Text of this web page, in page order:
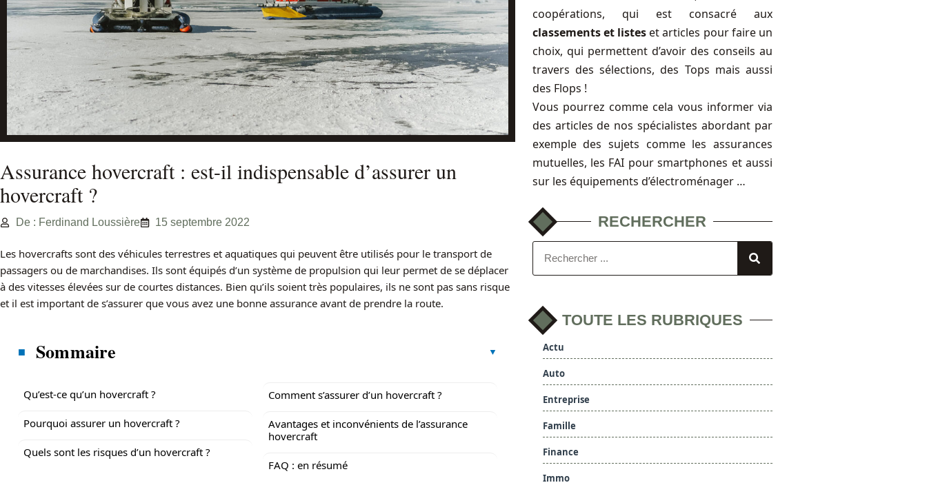
Assurance hovercraft : est-il indispensable d’assurer un
hovercraft ?
De : Ferdinand Loussière 15 septembre 2022
Les hovercrafts sont des véhicules terrestres et aquatiques qui peuvent être utilisés pour le transport de
passagers ou de marchandises. Ils sont équipés d’un système de propulsion qui leur permet de se déplacer
à des vitesses élevées sur de courtes distances. Bien qu’ils soient très populaires, ils ne sont pas sans risque
et il est important de s’assurer que vous avez une bonne assurance avant de prendre la route.
Sommaire
Qu’est-ce qu’un hovercraft ?
Pourquoi assurer un hovercraft ?
Quels sont les risques d’un hovercraft ?
Comment s’assurer d’un hovercraft ?
Avantages et inconvénients de l’assurance
hovercraft
FAQ : en résumé
coopérations, qui est consacré aux
classements et listeset articles pour faire un
choix, qui permettent d’avoir des conseils au
travers des sélections, des Tops mais aussi
des Flops !
Vous pourrez comme cela vous informer via
des articles de nos spécialistes abordant par
exemple des sujets comme les assurances
mutuelles, les FAI pour smartphones et aussi
sur les équipements d’électroménager …
RECHERCHER
TOUTE LES RUBRIQUES
Actu
Auto
Entreprise
Famille
Finance
Immo